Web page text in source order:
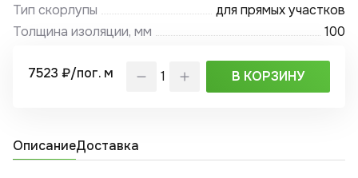
Тип скорлупы
для прямых участков
Толщина изоляции, мм
100
7523 ₽/пог. м В КОРЗИНУ
ОписаниеДоставка